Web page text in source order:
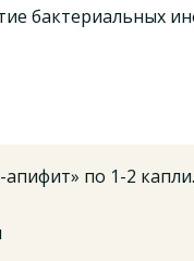
бактериальных
по 1-2 капли.